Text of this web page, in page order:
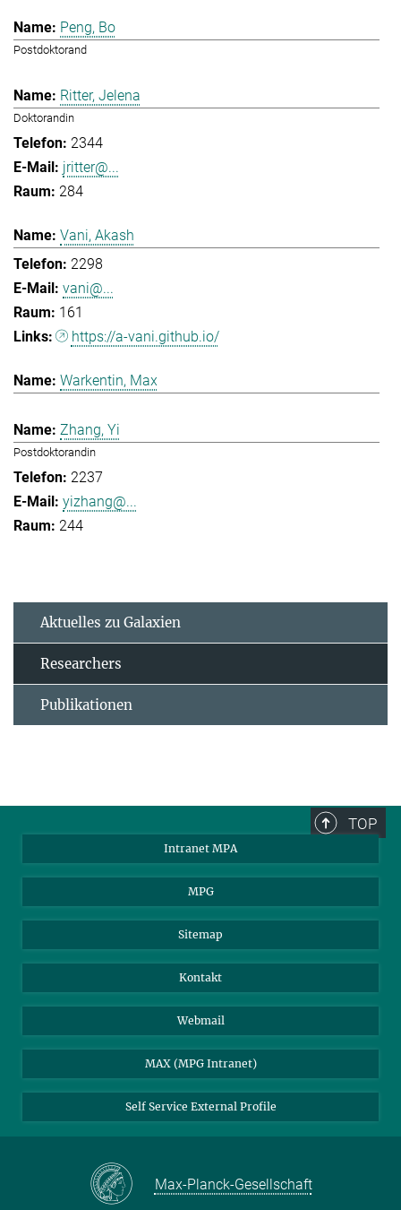
Peng, Bo
Postdoktorand
Ritter, Jelena
Doktorandin
2344
jritter@...
284
Vani, Akash
2298
vani@...
161
https://a-vani.github.io/
Warkentin, Max
Zhang, Yi
Postdoktorandin
2237
yizhang@...
244
Aktuelles zu Galaxien
Researchers
Publikationen
TOP
Intranet MPA
MPG
Sitemap
Kontakt
Webmail
MAX (MPG Intranet)
Self Service External Profile
Max-Planck-Gesellschaft